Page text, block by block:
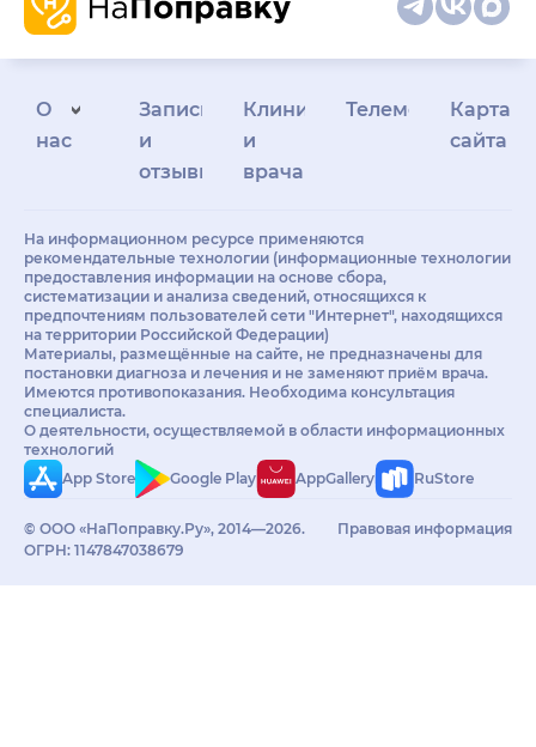
О
нас
Запись
и
отзывы
Клиникам
и
врачам
Телемедицина
Карта
сайта
На информационном ресурсе применяются
рекомендательные технологии (информационные технологии
предоставления информации на основе сбора,
систематизации и анализа сведений, относящихся к
предпочтениям пользователей сети "Интернет", находящихся
на территории Российской Федерации)
Материалы, размещённые на сайте, не предназначены для
постановки диагноза и лечения и не заменяют приём врача.
Имеются противопоказания. Необходима консультация
специалиста.
О деятельности, осуществляемой в области информационных
технологий
App Store
Google Play AppGallery RuStore
© ООО «НаПоправку.Ру», 2014—2026.
ОГРН: 1147847038679
Правовая информация